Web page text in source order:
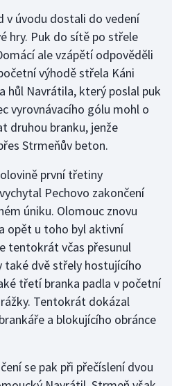
v úvodu dostali do vedení
hry. Puk do sítě po střele
ale vzápětí odpověděli
výhodě střela Káni
hůl Navrátila, který poslal puk
vyrovnávacího gólu mohl o
druhou branku, jenže
Strmeňův beton.
první třetiny
Pechovo zakončení
úniku. Olomouc znovu
opět u toho byl aktivní
tentokrát včas přesunul
také dvě střely hostujícího
třetí branka padla v početní
Tentokrát dokázal
a blokujícího obránce
se pak při přečíslení dvou